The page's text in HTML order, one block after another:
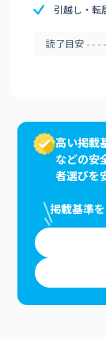
引越し・転
読了目安
高い掲載
などの安
者選びを
掲載基準